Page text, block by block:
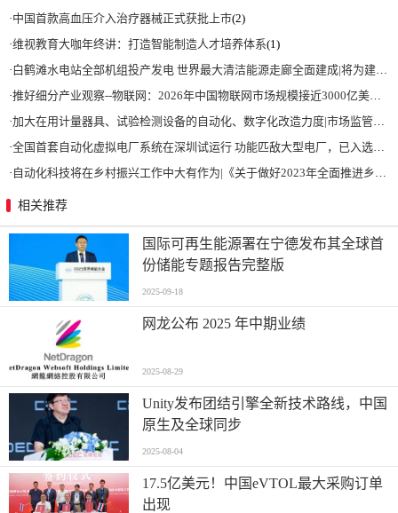
·中国首款高血压介入治疗器械正式获批上市(2)
·维视教育大咖年终讲：打造智能制造人才培养体系(1)
·白鹤滩水电站全部机组投产发电 世界最大清洁能源走廊全面建成|将为建设新型能源体系、保障国家能源安全、实现“双碳”目标提供有力支撑
·推好细分产业观察--物联网：2026年中国物联网市场规模接近3000亿美元 智慧工厂、智慧城市、智慧电网等将占60%以上
·加大在用计量器具、试验检测设备的自动化、数字化改造力度|市场监管总局 工业和信息化部 关于促进企业计量能力提升的指导意见
·全国首套自动化虚拟电厂系统在深圳试运行 功能匹敌大型电厂，已入选国际典型案例
· 自动化科技将在乡村振兴工作中大有作为|《关于做好2023年全面推进乡村振兴重点工作的意见》发布
相关推荐
国际可再生能源署在宁德发布其全球首
份储能专题报告完整版
2025-09-18
网龙公布 2025 年中期业绩
2025-08-29
Unity发布团结引擎全新技术路线，中国
原生及全球同步
2025-08-04
17.5亿美元！中国eVTOL最大采购订单
出现